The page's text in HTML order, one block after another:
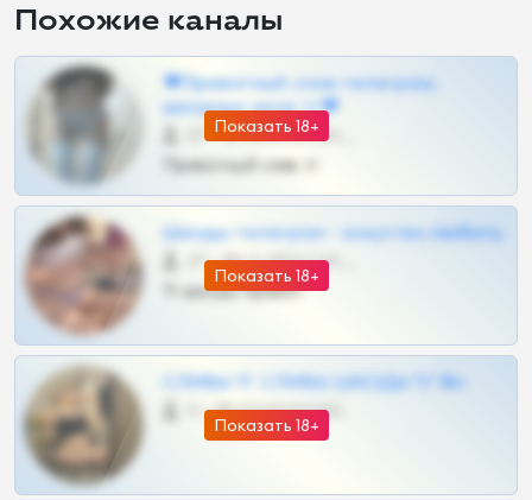
Похожие каналы
Показать 18+
❤Приватный слив телеграм,
шкодных шкур тг❤
57 •
Приватный слив тг
Показать 18+
Шкоды телеграм - искуство любить
27 •
Тг шкоды приват
Показать 18+
СЛИВЫ ТГ СЛИВЫ ШКОДЫ ТГ 18+
0 •